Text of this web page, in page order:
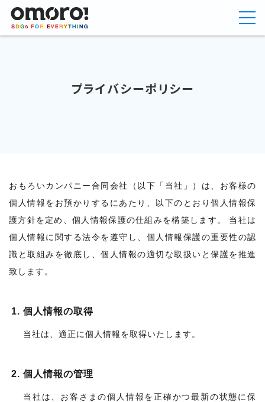
プライバシーポリシー
おもろいカンパニー合同会社（以下「当社」）は、お客様の
個人情報をお預かりするにあたり、以下のとおり個人情報保
護方針を定め、個人情報保護の仕組みを構築します。 当社は
個人情報に関する法令を遵守し、個人情報保護の重要性の認
識と取組みを徹底し、個人情報の適切な取扱いと保護を推進
致します。
個人情報の取得
当社は、適正に個人情報を取得いたします。
個人情報の管理
当社は、お客さまの個人情報を正確かつ最新の状態に保